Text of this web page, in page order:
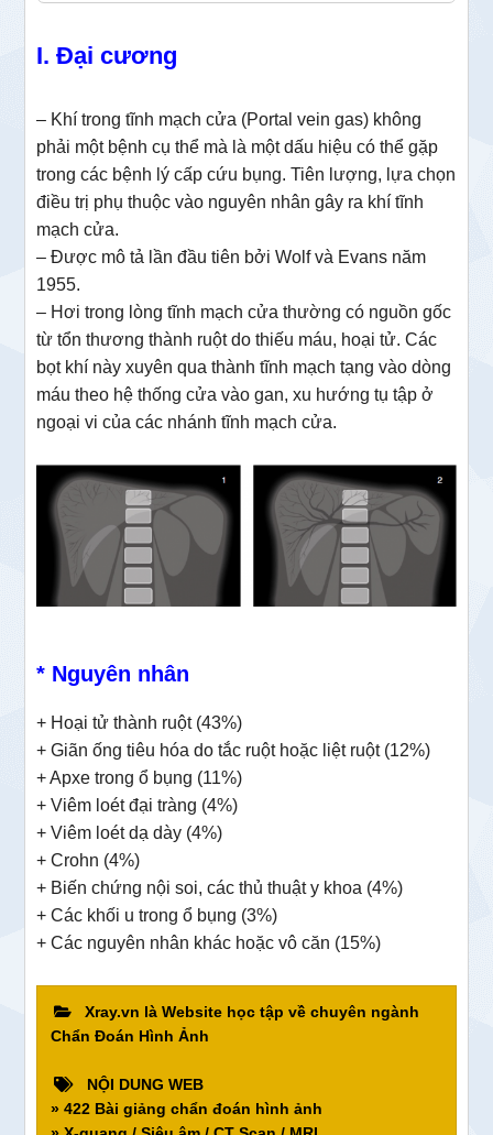
I. Đại cương
– Khí trong tĩnh mạch cửa (Portal vein gas) không
phải một bệnh cụ thể mà là một dấu hiệu có thể gặp
trong các bệnh lý cấp cứu bụng. Tiên lượng, lựa chọn
điều trị phụ thuộc vào nguyên nhân gây ra khí tĩnh
mạch cửa.
– Được mô tả lần đầu tiên bởi Wolf và Evans năm
1955.
– Hơi trong lòng tĩnh mạch cửa thường có nguồn gốc
từ tổn thương thành ruột do thiếu máu, hoại tử. Các
bọt khí này xuyên qua thành tĩnh mạch tạng vào dòng
máu theo hệ thống cửa vào gan, xu hướng tụ tập ở
ngoại vi của các nhánh tĩnh mạch cửa.
* Nguyên nhân
+ Hoại tử thành ruột (43%)
+ Giãn ống tiêu hóa do tắc ruột hoặc liệt ruột (12%)
+ Apxe trong ổ bụng (11%)
+ Viêm loét đại tràng (4%)
+ Viêm loét dạ dày (4%)
+ Crohn (4%)
+ Biến chứng nội soi, các thủ thuật y khoa (4%)
+ Các khối u trong ổ bụng (3%)
+ Các nguyên nhân khác hoặc vô căn (15%)
Xray.vn là Website học tập về chuyên ngành
Chẩn Đoán Hình Ảnh
NỘI DUNG WEB
» 422 Bài giảng chẩn đoán hình ảnh